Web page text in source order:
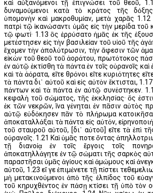
καὶ αὐξανόμενοι τῇ ἐπιγνώσει τοῦ θεοῦ,
δυναμούμενοι κατὰ τὸ κράτος τῆς
ὑπομονὴν καὶ μακροθυμίαν, μετὰ χαρᾶς
πατρὶ τῷ ἱκανώσαντι ὑμᾶς εἰς τὴν μερίδα
τῷ φωτί· 1.13 ὃς ἐρρύσατο ἡμᾶς ἐκ τῆς
μετέστησεν εἰς τὴν βασιλείαν τοῦ υἱοῦ τῆς
ἔχομεν τὴν ἀπολύτρωσιν, τὴν ἄφεσιν τῶν
εἰκὼν τοῦ θεοῦ τοῦ ἀοράτου, πρωτότοκος
ἐν αὐτῷ ἐκτίσθη τὰ πάντα ἐν τοῖς οὐρανοῖς καὶ
καὶ τὰ ἀόρατα, εἴτε θρόνοι εἴτε κυριότητες
τὰ πάντα δι᾽ αὐτοῦ καὶ εἰς αὐτὸν ἔκτισται,
πάντων καὶ τὰ πάντα ἐν αὐτῷ συνέστηκεν.
κεφαλὴ τοῦ σώματος, τῆς ἐκκλησίας· ὅς
ἐκ τῶν νεκρῶν, ἵνα γένηται ἐν πᾶσιν αὐτὸς
αὐτῷ εὐδόκησεν πᾶν τὸ πλήρωμα
ἀποκαταλλάξαι τὰ πάντα εἰς αὐτόν,
τοῦ σταυροῦ αὐτοῦ, [δι᾽ αὐτοῦ] εἴτε τὰ ἐπὶ
οὐρανοῖς. 1.21 Καὶ ὑμᾶς ποτε ὄντας
τῇ διανοίᾳ ἐν τοῖς ἔργοις τοῖς
ἀποκατηλλάγητε ἐν τῷ σώματι τῆς σαρκὸς
παραστῆσαι ὑμᾶς ἁγίους καὶ ἀμώμους καὶ
αὐτοῦ, 1.23 εἴ γε ἐπιμένετε τῇ πίστει
μὴ μετακινούμενοι ἀπὸ τῆς ἐλπίδος τοῦ
τοῦ κηρυχθέντος ἐν πάσῃ κτίσει τῇ ὑπὸ τὸν